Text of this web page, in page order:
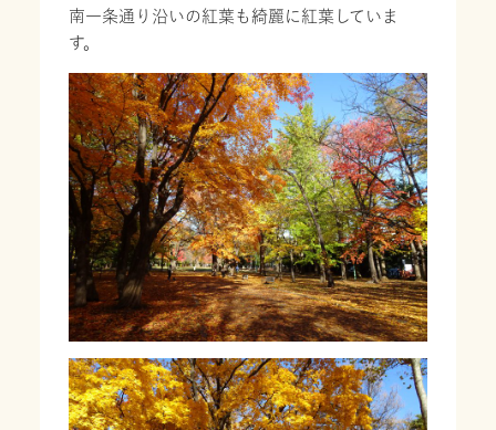
南一条通り沿いの紅葉も綺麗に紅葉していま
す。